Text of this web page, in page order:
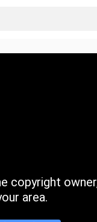
copyright
area.